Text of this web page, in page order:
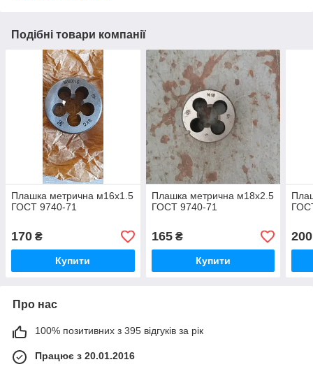
Подібні товари компанії
Плашка метрична м16х1.5
ГОСТ 9740-71
170 ₴
Купити
Плашка метрична м18х2.5
ГОСТ 9740-71
165₴
Купити
200
Про нас
100% позитивних з 395 відгуків за рік
Працює з 20.01.2016